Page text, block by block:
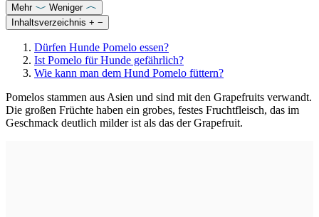
Mehr
Weniger
Inhaltsverzeichnis + −
Dürfen Hunde Pomelo essen?
Ist Pomelo für Hunde gefährlich?
Wie kann man dem Hund Pomelo füttern?
Pomelos stammen aus Asien und sind mit den Grapefruits verwandt.
Die großen Früchte haben ein grobes, festes Fruchtfleisch, das im
Geschmack deutlich milder ist als das der Grapefruit.